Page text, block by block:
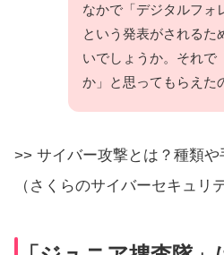
なかで「デジタルフ
という発表がされるた
いでしょうか。それで
か」と思ってもらえた
>> サイバー攻撃とは？種類
（さくらのサイバーセキュリ